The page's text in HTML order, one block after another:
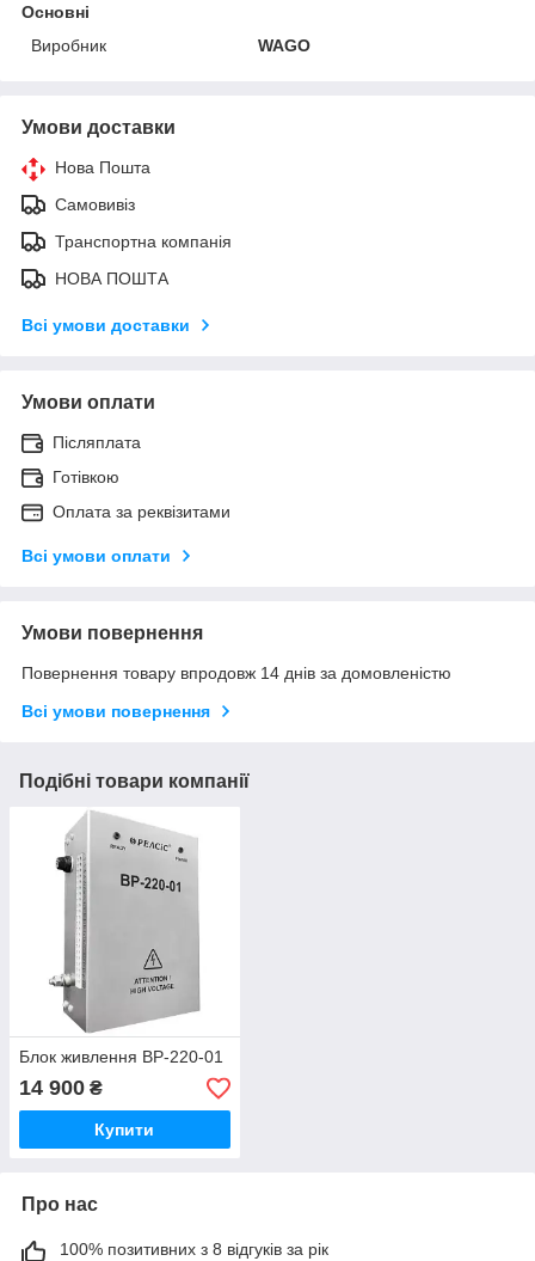
Основні
Виробник
WAGO
Умови доставки
Нова Пошта
Самовивіз
Транспортна компанія
НОВА ПОШТА
Всі умови доставки
Умови оплати
Післяплата
Готівкою
Оплата за реквізитами
Всі умови оплати
Умови повернення
Повернення товару впродовж 14 днів за домовленістю
Всі умови повернення
Подібні товари компанії
Блок живлення ВР-220-01
14 900 ₴
Купити
Про нас
100% позитивних з 8 відгуків за рік